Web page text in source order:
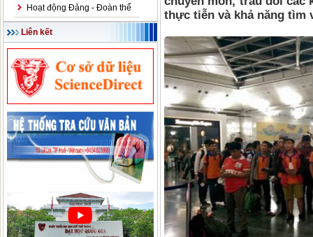
Hoạt động Đảng - Đoàn thể
Liên kết
thực tiễn và khả năng tìm